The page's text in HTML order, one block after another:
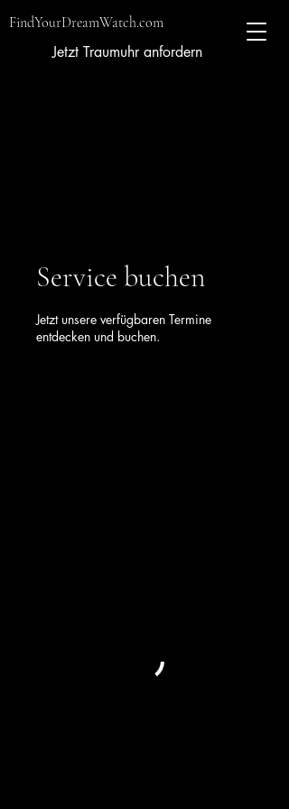
FindYourDreamWatch.com
Jetzt Traumuhr anfordern
Service buchen
Jetzt unsere verfügbaren Termine
entdecken und buchen.